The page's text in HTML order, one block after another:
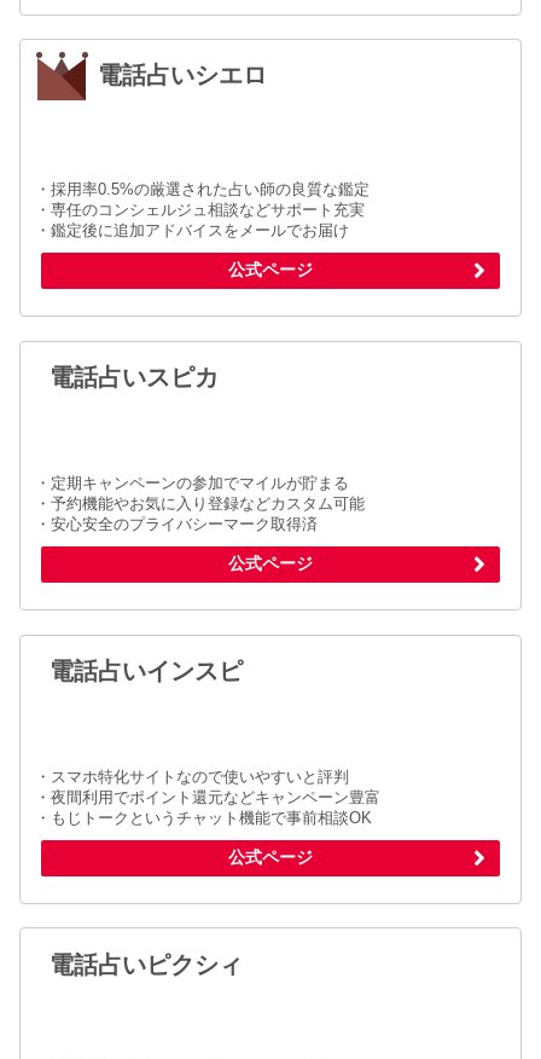
電話占いシエロ
・採用率0.5%の厳選された占い師の良質な鑑定
・専任のコンシェルジュ相談などサポート充実
・鑑定後に追加アドバイスをメールでお届け
公式ページ
電話占いスピカ
・定期キャンペーンの参加でマイルが貯まる
・予約機能やお気に入り登録などカスタム可能
・安心安全のプライバシーマーク取得済
公式ページ
電話占いインスピ
・スマホ特化サイトなので使いやすいと評判
・夜間利用でポイント還元などキャンペーン豊富
・もじトークというチャット機能で事前相談OK
公式ページ
電話占いピクシィ